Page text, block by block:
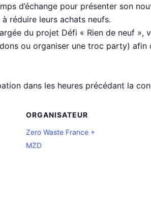
d’échange pour présenter son
réduire leurs achats neufs.
du projet Défi « Rien de neuf »,
ou organiser une troc party) afin
dans les heures précédant la
ORGANISATEUR
Zero Waste France +
MZD